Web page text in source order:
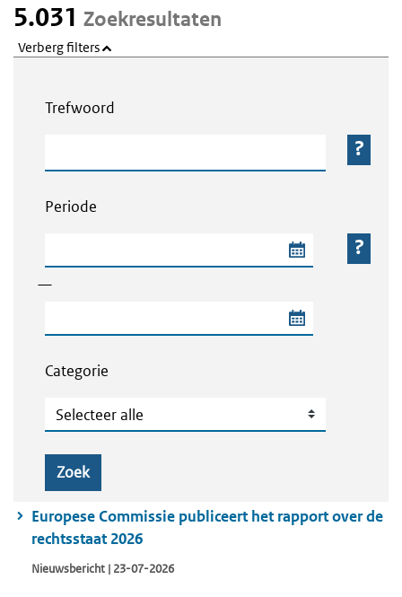
5.031 Zoekresultaten
Verberg filters
Trefwoord
Periode
—
Categorie
Categorie
Zoek
Europese Commissie publiceert het rapport over de
rechtsstaat 2026
Nieuwsbericht | 23-07-2026